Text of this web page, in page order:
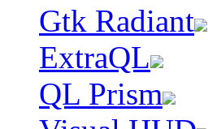
Gtk Radiant
ExtraQL
QL Prism